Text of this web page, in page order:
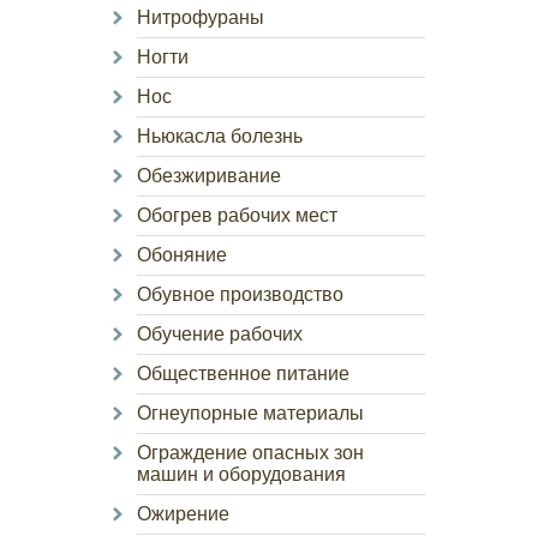
Нитрофураны
Ногти
Нос
Ньюкасла болезнь
Обезжиривание
Обогрев рабочих мест
Обоняние
Обувное производство
Обучение рабочих
Общественное питание
Огнеупорные материалы
Ограждение опасных зон
машин и оборудования
Ожирение